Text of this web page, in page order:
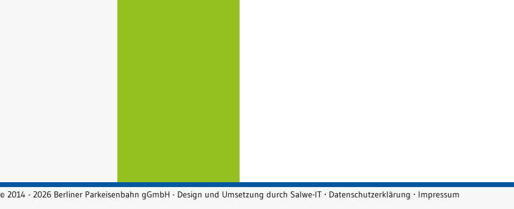
© 2014 - 2026 Berliner Parkeisenbahn gGmbH - Design und Umsetzung durch Salwe-IT ⋅ Datenschutzerklärung ⋅ Impressum